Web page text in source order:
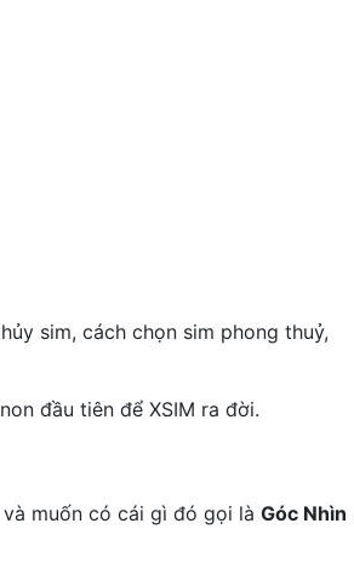
sim, cách chọn sim phong thuỷ,
đầu tiên để XSIM ra đời.
muốn có cái gì đó gọi là Góc Nhìn